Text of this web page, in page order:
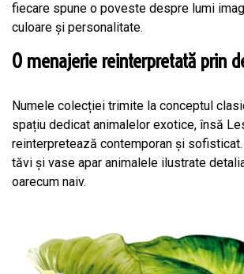
fiecare spune o poveste despre lumi
culoare și personalitate.
O menajerie reinterpretată prin
Numele colecției trimite la conceptul
spațiu dedicat animalelor exotice, însă
reinterpretează contemporan și
tăvi și vase apar animalele ilustrate
oarecum naiv.